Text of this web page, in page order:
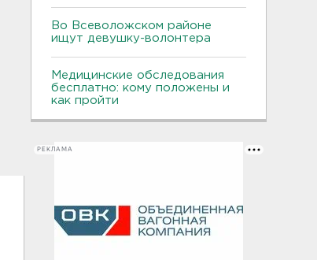
Во Всеволожском районе
ищут девушку-волонтера
Медицинские обследования
бесплатно: кому положены и
как пройти
РЕКЛАМА